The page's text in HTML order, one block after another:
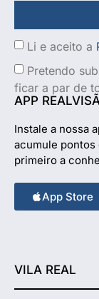
Li e aceito a
Pretendo
ficar a par de
APP
Instale a nossa
acumule pontos
primeiro a
App Store
VILA REAL